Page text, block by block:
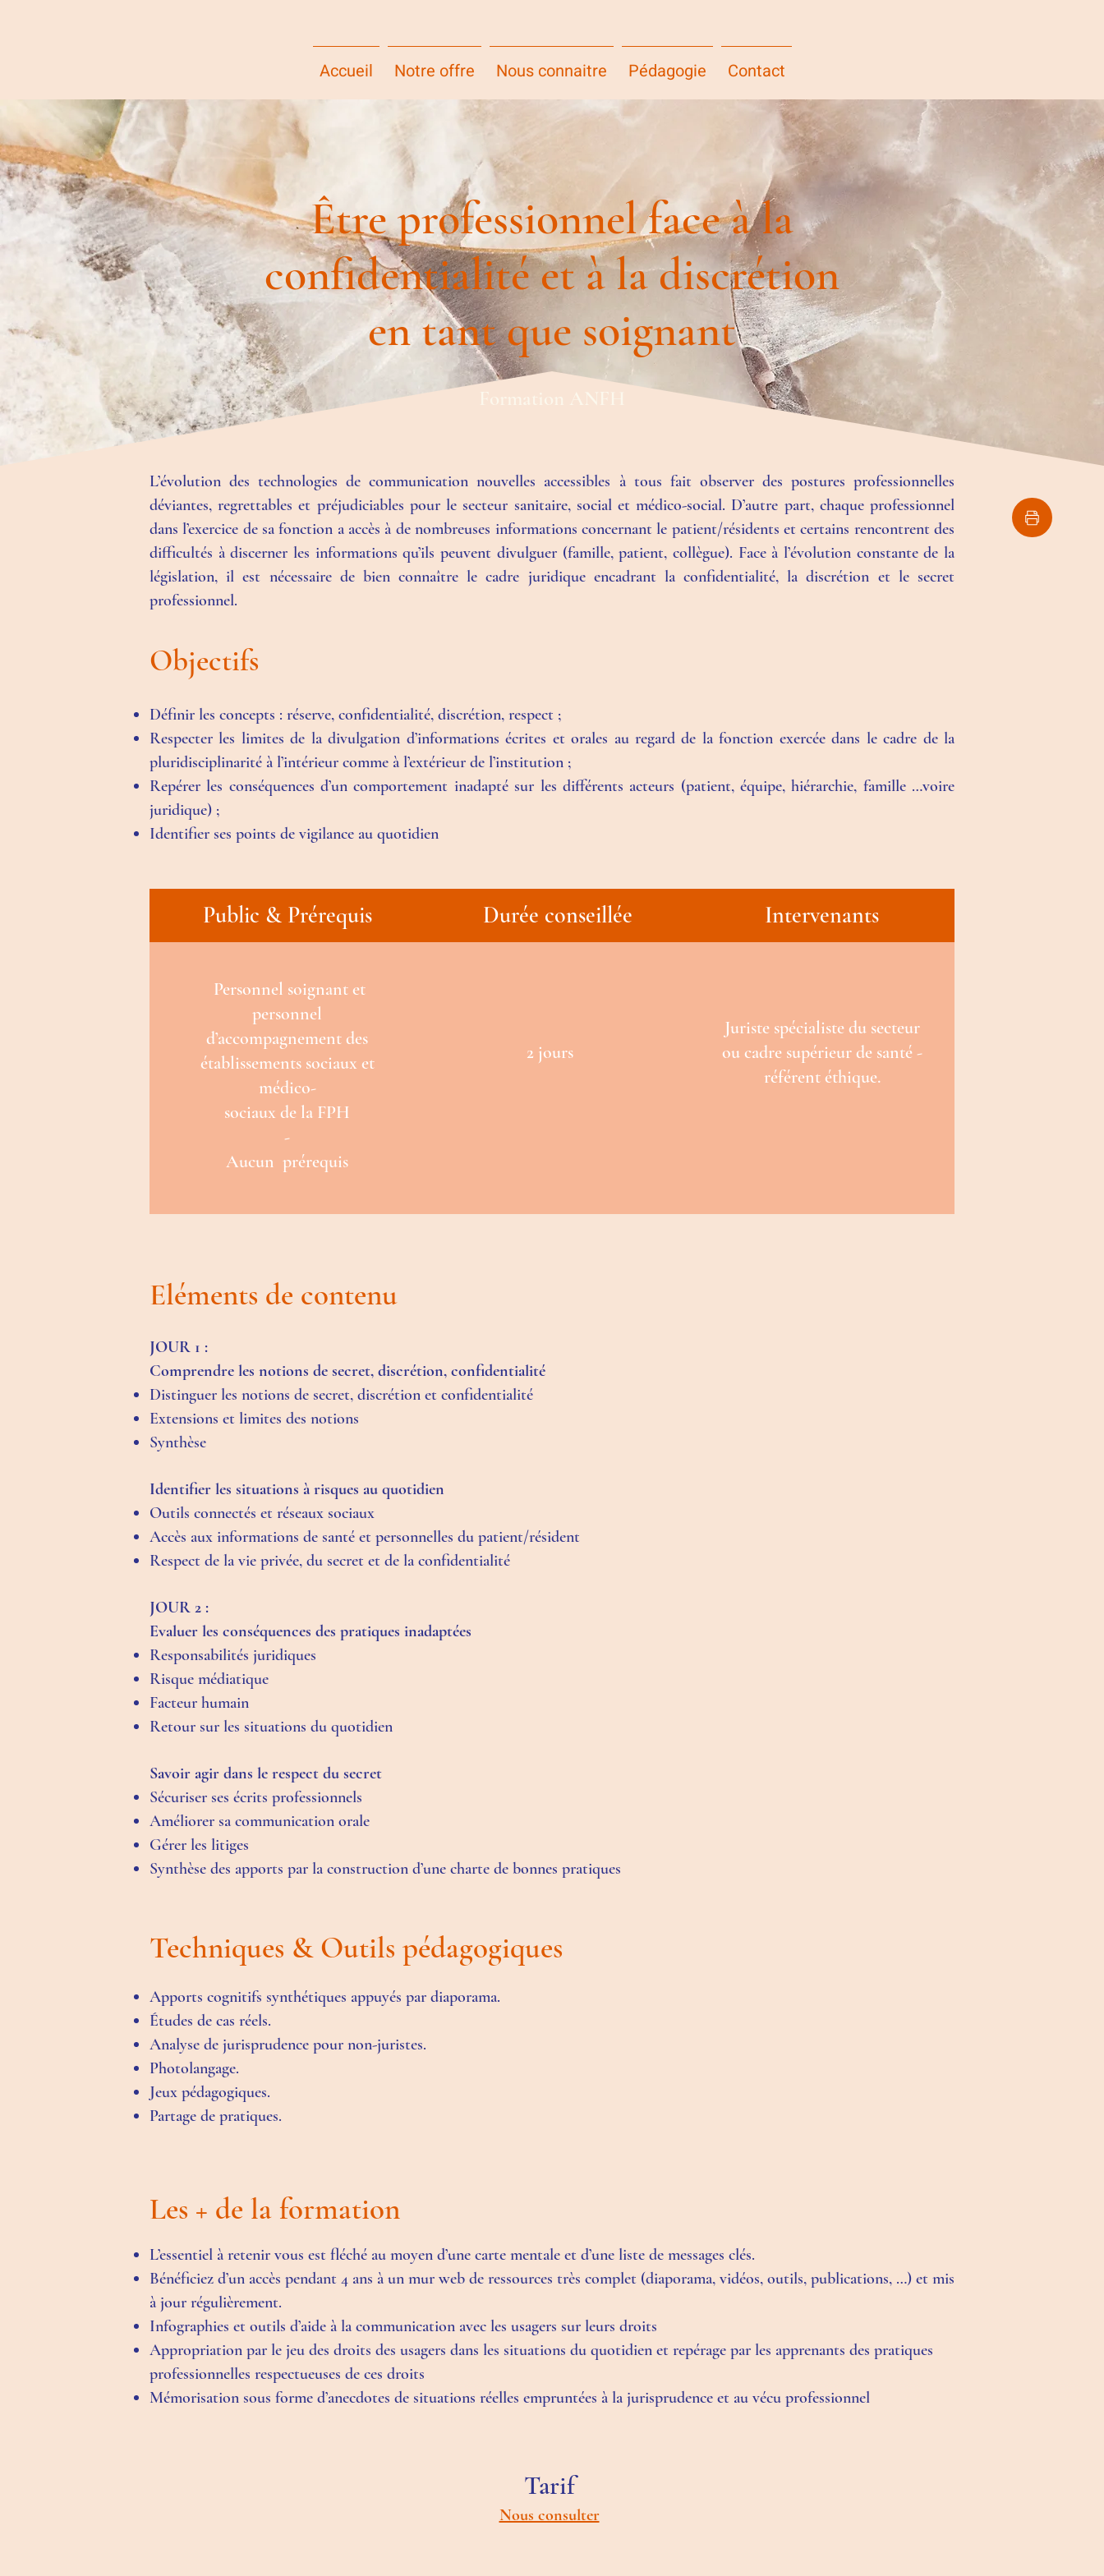
Accueil Notre offre Nous connaitre Pédagogie Contact
Être professionnel face à la
confidentialité et à la discrétion
en tant que soignant
L’évolution des technologies de communication nouvelles accessibles à tous fait observer des postures professionnelles
déviantes, regrettables et préjudiciables pour le secteur sanitaire, social et médico-social. D’autre part, chaque professionnel
dans l’exercice de sa fonction a accès à de nombreuses informations concernant le patient/résidents et certains rencontrent des
difficultés à discerner les informations qu’ils peuvent divulguer (famille, patient, collègue). Face à l’évolution constante de la
législation, il est nécessaire de bien connaître le cadre juridique encadrant la confidentialité, la discrétion et le secret
professionnel.
Objectifs
Définir les concepts : réserve, confidentialité, discrétion, respect ;
Respecter les limites de la divulgation d’informations écrites et orales au regard de la fonction exercée dans le cadre de la
pluridisciplinarité à l’intérieur comme à l’extérieur de l’institution ;
Repérer les conséquences d’un comportement inadapté sur les différents acteurs (patient, équipe, hiérarchie, famille …voire
juridique) ;
Identifier ses points de vigilance au quotidien
Public & Prérequis Durée conseillée Intervenants
Personnel soignant et
personnel
d’accompagnement des
établissements sociaux et
médico-
sociaux de la FPH
-
Aucun prérequis
2 jours
Juriste spécialiste du secteur
ou cadre supérieur de santé -
référent éthique.
Eléments de contenu
JOUR 1 :
Comprendre les notions de secret, discrétion, confidentialité
Distinguer les notions de secret, discrétion et confidentialité
Extensions et limites des notions
Synthèse
Identifier les situations à risques au quotidien
Outils connectés et réseaux sociaux
Accès aux informations de santé et personnelles du patient/résident
Respect de la vie privée, du secret et de la confidentialité
JOUR 2 :
Evaluer les conséquences des pratiques inadaptées
Responsabilités juridiques
Risque médiatique
Facteur humain
Retour sur les situations du quotidien
Savoir agir dans le respect du secret
Sécuriser ses écrits professionnels
Améliorer sa communication orale
Gérer les litiges
Synthèse des apports par la construction d’une charte de bonnes pratiques
Techniques & Outils pédagogiques
Apports cognitifs synthétiques appuyés par diaporama.
Études de cas réels.
Analyse de jurisprudence pour non-juristes.
Photolangage.
Jeux pédagogiques.
Partage de pratiques.
Les + de la formation
L’essentiel à retenir vous est fléché au moyen d’une carte mentale et d’une liste de messages clés.
Bénéficiez d’un accès pendant 4 ans à un mur web de ressources très complet (diaporama, vidéos, outils, publications, …) et mis
à jour régulièrement.
Infographies et outils d’aide à la communication avec les usagers sur leurs droits
Appropriation par le jeu des droits des usagers dans les situations du quotidien et repérage par les apprenants des pratiques
professionnelles respectueuses de ces droits
Mémorisation sous forme d’anecdotes de situations réelles empruntées à la jurisprudence et au vécu professionnel
Tarif
Nous consulter